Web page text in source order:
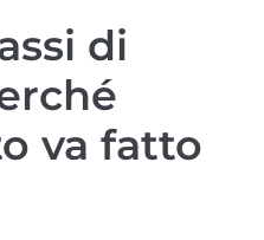
di
va fatto